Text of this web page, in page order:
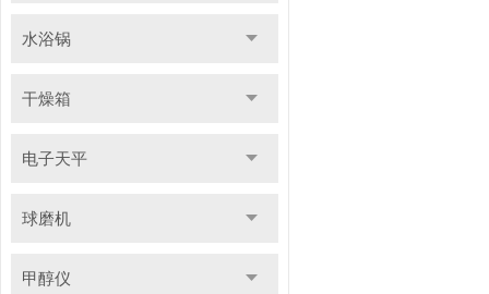
水浴锅
干燥箱
电子天平
球磨机
甲醇仪